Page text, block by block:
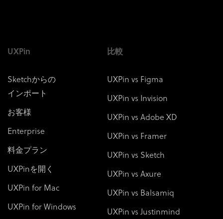
UXPin
Sketchからの
インポート
お客様
Enterprise
料金プラン
UXPinを開く
UXPin for Mac
UXPin for Windows
比較
UXPin vs Figma
UXPin vs Invision
UXPin vs Adobe XD
UXPin vs Framer
UXPin vs Sketch
UXPin vs Axure
UXPin vs Balsamiq
UXPin vs Justinmind